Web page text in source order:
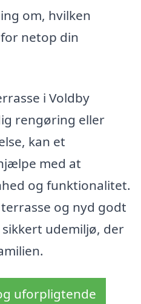
om, hvilken
netop din
i Voldby
rengøring eller
kan et
med at
og funktionalitet.
og nyd godt
udemiljø, der
uforpligtende